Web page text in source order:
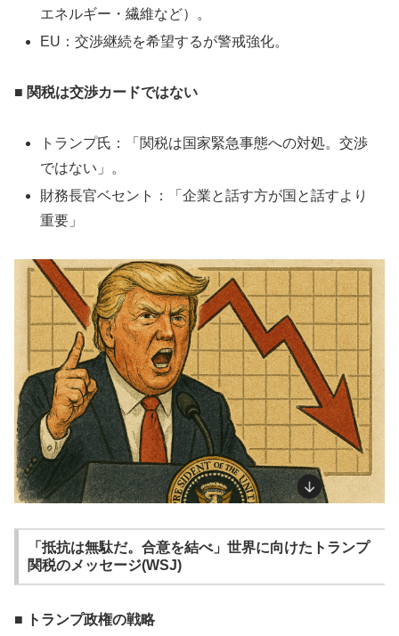
エネルギー・繊維など）。
EU：交渉継続を希望するが警戒強化。
■ 関税は交渉カードではない
トランプ氏：「関税は国家緊急事態への対処。交渉
ではない」。
財務長官ベセント：「企業と話す方が国と話すより
重要」
「抵抗は無駄だ。合意を結べ」世界に向けたトランプ
関税のメッセージ(WSJ)
■ トランプ政権の戦略